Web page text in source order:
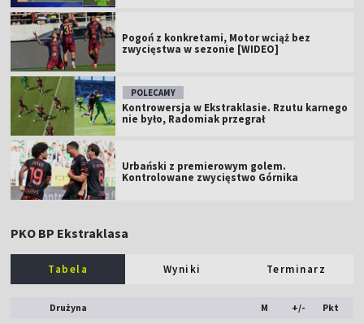
Pogoń z konkretami, Motor wciąż bez
zwycięstwa w sezonie [WIDEO]
POLECAMY
Kontrowersja w Ekstraklasie. Rzutu karnego
nie było, Radomiak przegrał
Urbański z premierowym golem.
Kontrolowane zwycięstwo Górnika
PKO BP Ekstraklasa
Tabela Wyniki Terminarz
Drużyna M +/- Pkt